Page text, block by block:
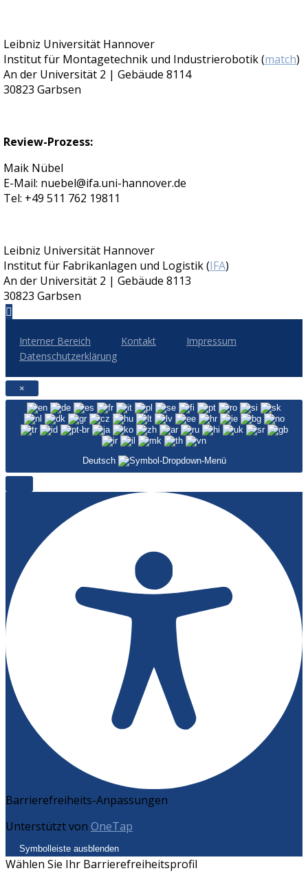
Leibniz Universität Hannover
Institut für Montagetechnik und Industrierobotik (match)
An der Universität 2 | Gebäude 8114
30823 Garbsen
Review-Prozess:
Maik Nübel
E-Mail: nuebel@ifa.uni-hannover.de
Tel: +49 511 762 19811
Leibniz Universität Hannover
Institut für Fabrikanlagen und Logistik (IFA)
An der Universität 2 | Gebäude 8113
30823 Garbsen
Interner Bereich Kontakt
Impressum
Datenschutzerklärung
×
Deutsch
Barrierefreiheits-Anpassungen
Unterstützt von OneTap
Symbolleiste ausblenden
Wählen Sie Ihr Barrierefreiheitsprofil